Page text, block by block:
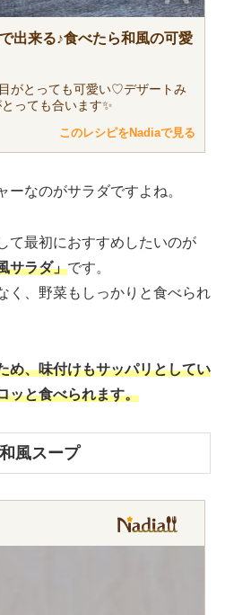
出来る♪食べたら和風の可愛
がとっても可愛い♡デザートみ
っても合います✨
このレシピをNadiaで見る
ーなのがサラダですよね。
て最初におすすめしたいのが
サラダ」です。
く、野菜もしっかりと食べられ
め、味付けもサッパリとしてい
ッと食べられます。
風スープ